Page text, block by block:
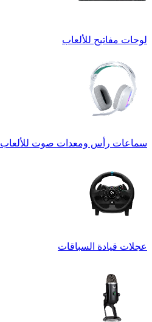
لوحات مفاتيح للألعاب
سماعات رأس ومعدات صوت للألعاب
عجلات قيادة السباقات